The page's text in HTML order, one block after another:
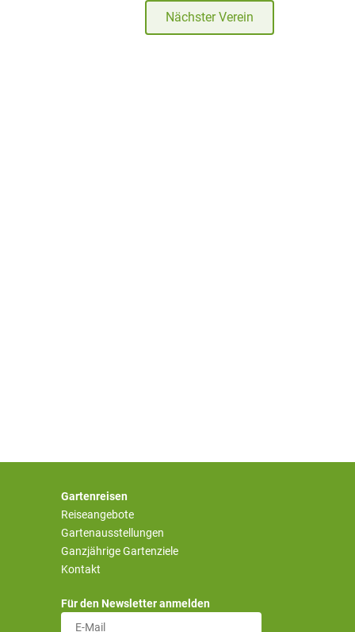
Nächster Verein
Gartenreisen
Reiseangebote
Gartenausstellungen
Ganzjährige Gartenziele
Kontakt
Für den Newsletter anmelden